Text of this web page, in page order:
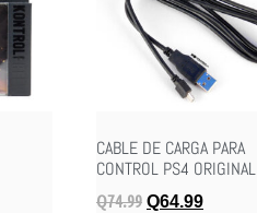
CABLE DE CARGA PARA
CONTROL PS4 ORIGINAL
Q74.99 Q64.99